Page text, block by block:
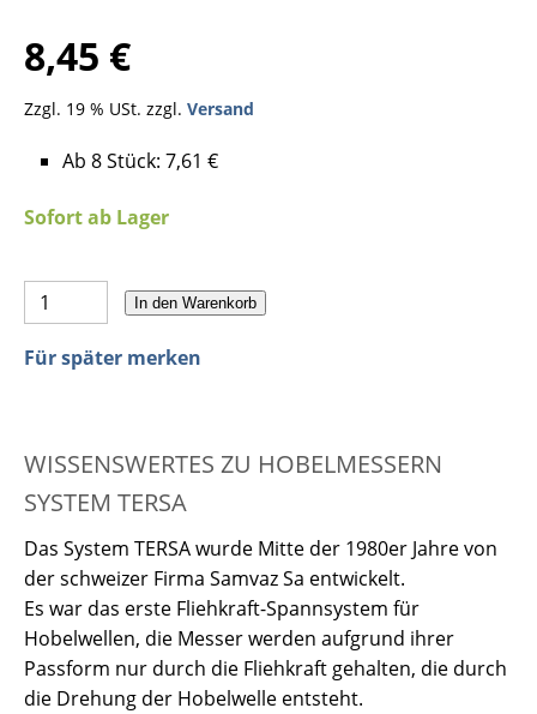
8,45 €
Zzgl. 19 % USt. zzgl. Versand
Ab 8 Stück: 7,61 €
Sofort ab Lager
In den Warenkorb
Für später merken
WISSENSWERTES ZU HOBELMESSERN
SYSTEM TERSA
Das System TERSA wurde Mitte der 1980er Jahre von
der schweizer Firma Samvaz Sa entwickelt.
Es war das erste Fliehkraft-Spannsystem für
Hobelwellen, die Messer werden aufgrund ihrer
Passform nur durch die Fliehkraft gehalten, die durch
die Drehung der Hobelwelle entsteht.